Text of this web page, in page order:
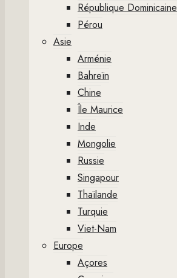
République Dominicaine
Pérou
Asie
Arménie
Bahreïn
Chine
Île Maurice
Inde
Mongolie
Russie
Singapour
Thaïlande
Turquie
Viet-Nam
Europe
Açores